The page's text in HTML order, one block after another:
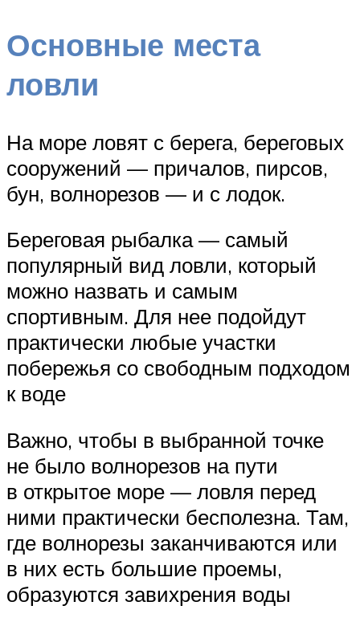
Основные места
ловли
На море ловят с берега, береговых
сооружений — причалов, пирсов,
бун, волнорезов — и с лодок.
Береговая рыбалка — самый
популярный вид ловли, который
можно назвать и самым
спортивным. Для нее подойдут
практически любые участки
побережья со свободным подходом
к воде
Важно, чтобы в выбранной точке
не было волнорезов на пути
в открытое море — ловля перед
ними практически бесполезна. Там,
где волнорезы заканчиваются или
в них есть большие проемы,
образуются завихрения воды